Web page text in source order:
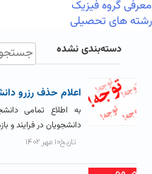
معرفی گروه فیزیک
رشته های تحصیلی
دسته‌بندی نشده
اعلام حذف رزرو
به اطلاع تمامی
دانشجویان در فرایند
تاریخ۱۰ مهر ۱۴۰۲